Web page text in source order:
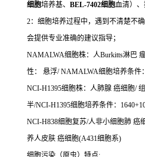
细胞培养基、 BEL-7402细胞血清）、
2：细胞培养过程中，遇到不清楚不
会提供专业准确的建议指导；
NAMALWA细胞株：人Burkitts淋巴
性： 悬浮/ NAMALWA细胞培养条件
NCI-H1395细胞株：人肺腺 癌细胞/
半/NCI-H1395细胞培养条件：
NCI-H838细胞复苏/人非小细胞肺 癌
养人皮肤 癌细胞(A431细胞系)
细胞污染（原虫）特点: